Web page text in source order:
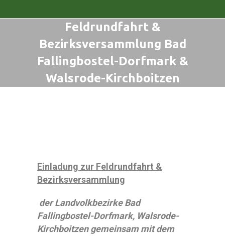
Feldrundfahrt &
Bezirksversammlung Bad
Fallingbostel-Dorfmark &
Walsrode-Kirchboitzen
Einladung zur Feldrundfahrt &
Bezirksversammlung
der Landvolkbezirke Bad
Fallingbostel-Dorfmark, Walsrode-
Kirchboitzen gemeinsam mit dem